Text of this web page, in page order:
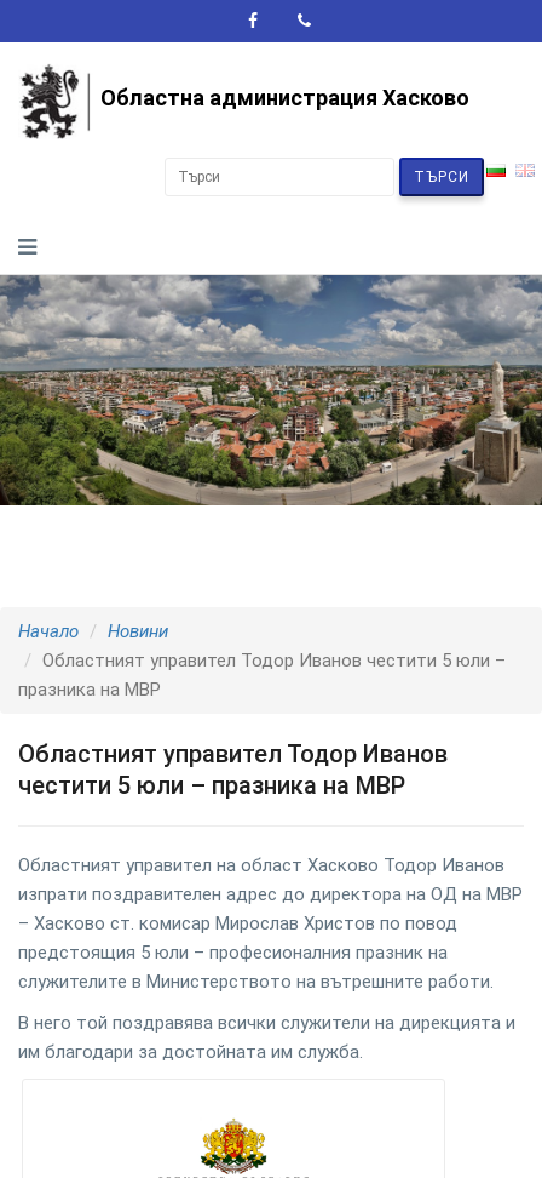
Областна администрация Хасково
ТЪРСИ
Начало
Новини
Областният управител Тодор Иванов честити 5 юли –
празника на МВР
Областният управител Тодор Иванов
честити 5 юли – празника на МВР
Областният управител на област Хасково Тодор Иванов
изпрати поздравителен адрес до директора на ОД на МВР
– Хасково ст. комисар Мирослав Христов по повод
предстоящия 5 юли – професионалния празник на
служителите в Министерството на вътрешните работи.
В него той поздравява всички служители на дирекцията и
им благодари за достойната им служба.